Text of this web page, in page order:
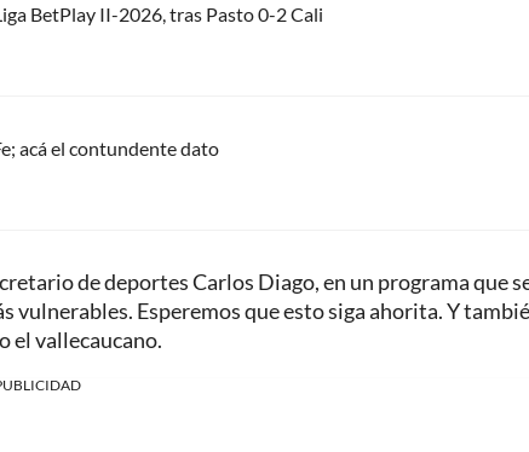
BetPlay II-2026, tras Pasto 0-2 Cali
acá el contundente dato
de deportes Carlos Diago, en un programa que
vulnerables. Esperemos que esto siga ahorita. Y
el vallecaucano.